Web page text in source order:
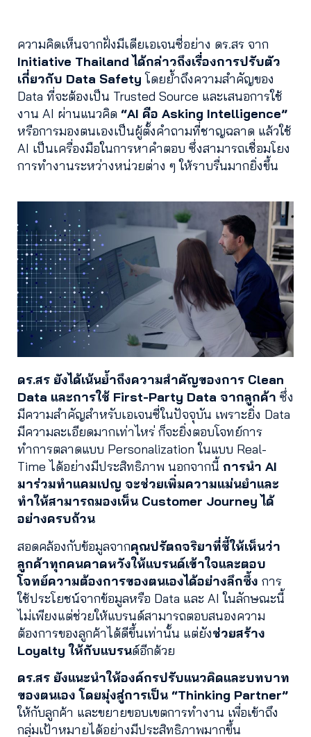
ความคิดเห็นจากฝั่งมีเดียเอเจนซี่อย่าง ดร.สร จาก
Initiative Thailand ได้กล่าวถึงเรื่องการปรับตัว
เกี่ยวกับ Data Safety โดยย้ำถึงความสำคัญของ
Data ที่จะต้องเป็น Trusted Source และเสนอการใช้
งาน AI ผ่านแนวคิด “AI คือ Asking Intelligence”
หรือการมองตนเองเป็นผู้ตั้งคำถามที่ชาญฉลาด แล้วใช้
AI เป็นเครื่องมือในการหาคำตอบ ซึ่งสามารถเชื่อมโยง
การทำงานระหว่างหน่วยต่าง ๆ ให้ราบรื่นมากยิ่งขึ้น
ดร.สร ยังได้เน้นย้ำถึงความสำคัญของการ Clean
Data และการใช้ First-Party Data จากลูกค้า ซึ่ง
มีความสำคัญสำหรับเอเจนซี่ในปัจจุบัน เพราะยิ่ง Data
มีความละเอียดมากเท่าไหร่ ก็จะยิ่งตอบโจทย์การ
ทำการตลาดแบบ Personalization ในแบบ Real-
Time ได้อย่างมีประสิทธิภาพ นอกจากนี้ การนำ AI
มาร่วมทำแคมเปญ จะช่วยเพิ่มความแม่นยำและ
ทำให้สามารถมองเห็น Customer Journey ได้
อย่างครบถ้วน
สอดคล้องกับข้อมูลจากคุณปรัตถจริยาที่ชี้ให้เห็นว่า
ลูกค้าทุกคนคาดหวังให้แบรนด์เข้าใจและตอบ
โจทย์ความต้องการของตนเองได้อย่างลึกซึ้ง การ
ใช้ประโยชน์จากข้อมูลหรือ Data และ AI ในลักษณะนี้
ไม่เพียงแต่ช่วยให้แบรนด์สามารถตอบสนองความ
ต้องการของลูกค้าได้ดีขึ้นเท่านั้น แต่ยังช่วยสร้าง
Loyalty ให้กับแบรนด์อีกด้วย
ดร.สร ยังแนะนำให้องค์กรปรับแนวคิดและบทบาท
ของตนเอง โดยมุ่งสู่การเป็น “Thinking Partner”
ให้กับลูกค้า และขยายขอบเขตการทำงาน เพื่อเข้าถึง
กลุ่มเป้าหมายได้อย่างมีประสิทธิภาพมากขึ้น